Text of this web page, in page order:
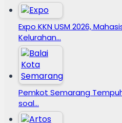
Expo KKN USM 2026,
Kelurahan…
Pemkot Semarang
soal…